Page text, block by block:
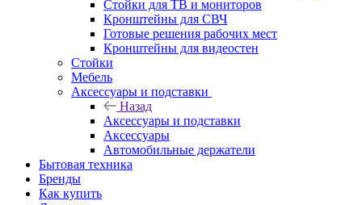
Стойки для ТВ и мониторов
Кронштейны для СВЧ
Готовые решения рабочих мест
Кронштейны для видеостен
Стойки
Мебель
Аксессуары и подставки
Назад
Аксессуары и подставки
Аксессуары
Автомобильные держатели
Бытовая техника
Бренды
Как купить